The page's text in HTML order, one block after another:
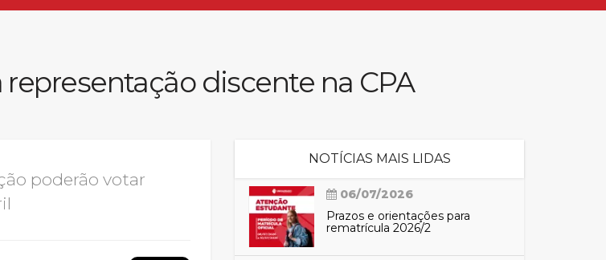
Calendário acadêmico
Internacionalização
discente na CPA
poderão votar
NOTÍCIAS MAIS LIDAS
06/07/2026
Prazos e orientações para
rematrícula 2026/2